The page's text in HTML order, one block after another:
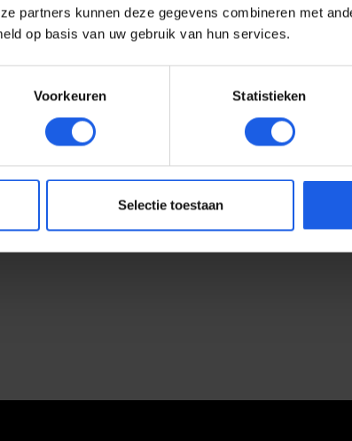
partners kunnen deze gegevens combineren met
op basis van uw gebruik van hun services.
Voorkeuren Statistieken
Selectie toestaan
S26+ Slim magnet case
een strak design met praktische
magneten zorgen voor een stevige en
de S26+ en sluit perfect aan op de knoppen,
De matte zwarte afwerking geeft je smartphone een
en opladers